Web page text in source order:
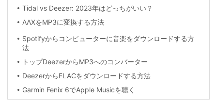
Tidal vs Deezer: 2023年はどっちがいい？
AAXをMP3に変換する方法
Spotifyからコンピューターに音楽をダウンロードする方
法
トップDeezerからMP3へのコンバーター
DeezerからFLACをダウンロードする方法
Garmin Fenix 6でApple Musicを聴く